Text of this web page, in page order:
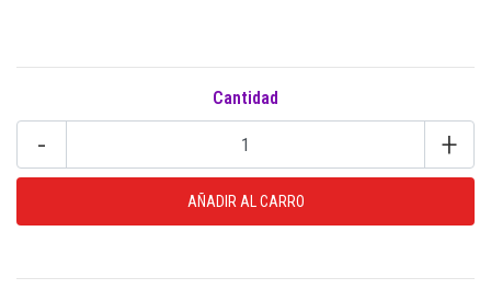
Cantidad
- +